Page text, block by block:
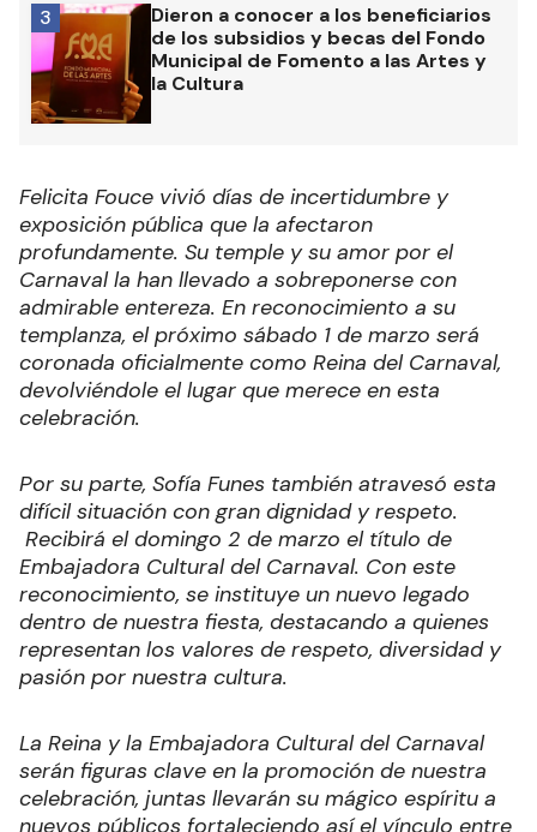
Dieron a conocer a los beneficiarios
de los subsidios y becas del Fondo
Municipal de Fomento a las Artes y
la Cultura
3
Felicita Fouce vivió días de incertidumbre y
exposición pública que la afectaron
profundamente. Su temple y su amor por el
Carnaval la han llevado a sobreponerse con
admirable entereza. En reconocimiento a su
templanza, el próximo sábado 1 de marzo será
coronada oficialmente como Reina del Carnaval,
devolviéndole el lugar que merece en esta
celebración.
Por su parte, Sofía Funes también atravesó esta
difícil situación con gran dignidad y respeto.
Recibirá el domingo 2 de marzo el título de
Embajadora Cultural del Carnaval. Con este
reconocimiento, se instituye un nuevo legado
dentro de nuestra fiesta, destacando a quienes
representan los valores de respeto, diversidad y
pasión por nuestra cultura.
La Reina y la Embajadora Cultural del Carnaval
serán figuras clave en la promoción de nuestra
celebración, juntas llevarán su mágico espíritu a
nuevos públicos fortaleciendo así el vínculo entre